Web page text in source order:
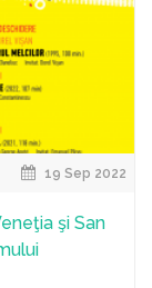
19 Sep 2022
şi San